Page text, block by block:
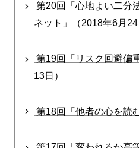
第20回「心地よい二
ネット」（2018年6月24
第19回「リスク回避偏
13日）
第18回「他者の心を読